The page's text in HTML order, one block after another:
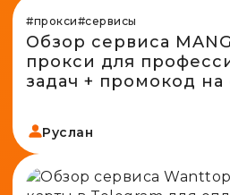
#прокси#сервисы
Обзор сервиса
прокси для
задач + промокод на
Руслан